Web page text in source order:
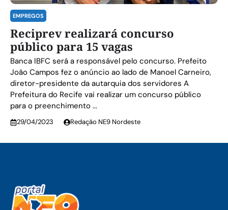
EMPREGOS
Reciprev realizará concurso
público para 15 vagas
Banca IBFC será a responsável pelo concurso. Prefeito
João Campos fez o anúncio ao lado de Manoel Carneiro,
diretor-presidente da autarquia dos servidores A
Prefeitura do Recife vai realizar um concurso público
para o preenchimento ...
29/04/2023 Redação NE9 Nordeste